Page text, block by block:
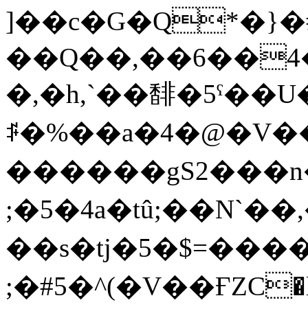
�,�h,`��馡
��
;�#5